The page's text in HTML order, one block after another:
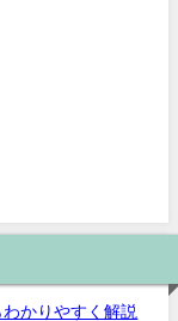
かりやすく解説